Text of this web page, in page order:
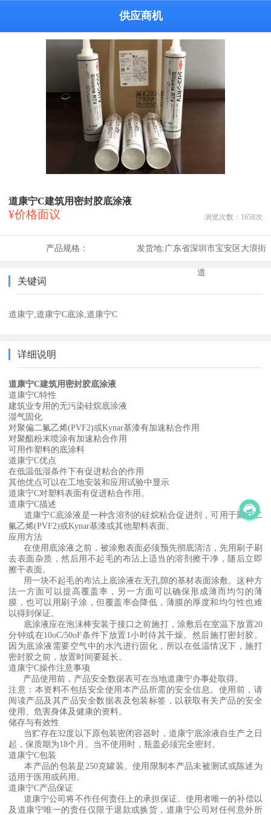
供应商机
道康宁C建筑用密封胶底涂液
¥价格面议 浏览次数： 1658次
产品规格： 发货地:广东省深圳市宝安区大浪街
道
关键词
道康宁,道康宁C底涂,道康宁C
详细说明
道康宁C建筑用密封胶底涂液
道康宁C特性
建筑业专用的无污染硅烷底涂液
湿气固化
对聚偏二氟乙烯(PVF2)或Kynar基漆有加速粘合作用
对聚酯粉末喷涂有加速粘合作用
可用作塑料的底涂料
道康宁C优点
在低温低湿条件下有促进粘合的作用
其他优点可以在工地安装和应用试验中显示
道康宁C对塑料表面有促进粘合作用。
道康宁C描述
道康宁C底涂液是一种含溶剂的硅烷粘合促进剂，可用于聚偏二
氟乙烯(PVF2)或Kynar基漆或其他塑料表面。
应用方法
在使用底涂液之前，被涂敷表面必须预先彻底清洁，先用刷子刷
去表面杂质，然后用不起毛的布沾上适当的溶剂擦干净，随后立即
擦干表面。
用一块不起毛的布沾上底涂液在无孔隙的基材表面涂敷。这种方
法一方面可以提高覆盖率，另一方面可以确保形成薄而均匀的薄
膜，也可以用刷子涂，但覆盖率会降低，薄膜的厚度和均匀性也难
以得到保证。
底涂液应在泡沫棒安装于接口之前施打，涂敷后在室温下放置20
分钟或在10oC/50oF条件下放置1小时待其干燥。然后施打密封胶。
因为底涂液需要空气中的水汽进行固化，所以在低温情况下，施打
密封胶之前，放置时间要延长。
道康宁C操作注意事项
产品使用前，产品安全数据表可在当地道康宁办事处取得。
注意：本资料不包括安全使用本产品所需的安全信息。使用前，请
阅读产品及其产品安全数据表及包装标签，以获取有关产品的安全
使用、危害身体及健康的资料。
储存与有效性
当贮存在32度以下原包装密闭容器时，道康宁底涂液自生产之日
起，保质期为18个月。当不使用时，瓶盖必须完全密封。
道康宁C包装
本产品的包装是250克罐装。使用限制本产品未被测试或陈述为
适用于医用或药用。
道康宁C产品保证
道康宁公司将不作任何责任上的承担保证。使用者唯一的补偿以
及道康宁唯一的责任仅限于退款或换货，道康宁公司对任何意外所